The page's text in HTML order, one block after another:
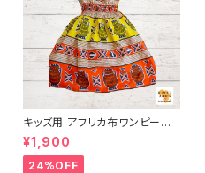
キッズ用 アフリカ布ワンピース
カンガ キテンゲ ギニア フェアト
レード INUWALIAFRICA イヌ
ワリアフリカ
¥1,900
24%OFF